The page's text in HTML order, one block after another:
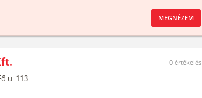
MEGNÉZEM
u. 113
0 értékelés